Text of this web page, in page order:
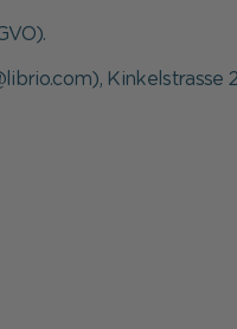
Kinkelstrasse